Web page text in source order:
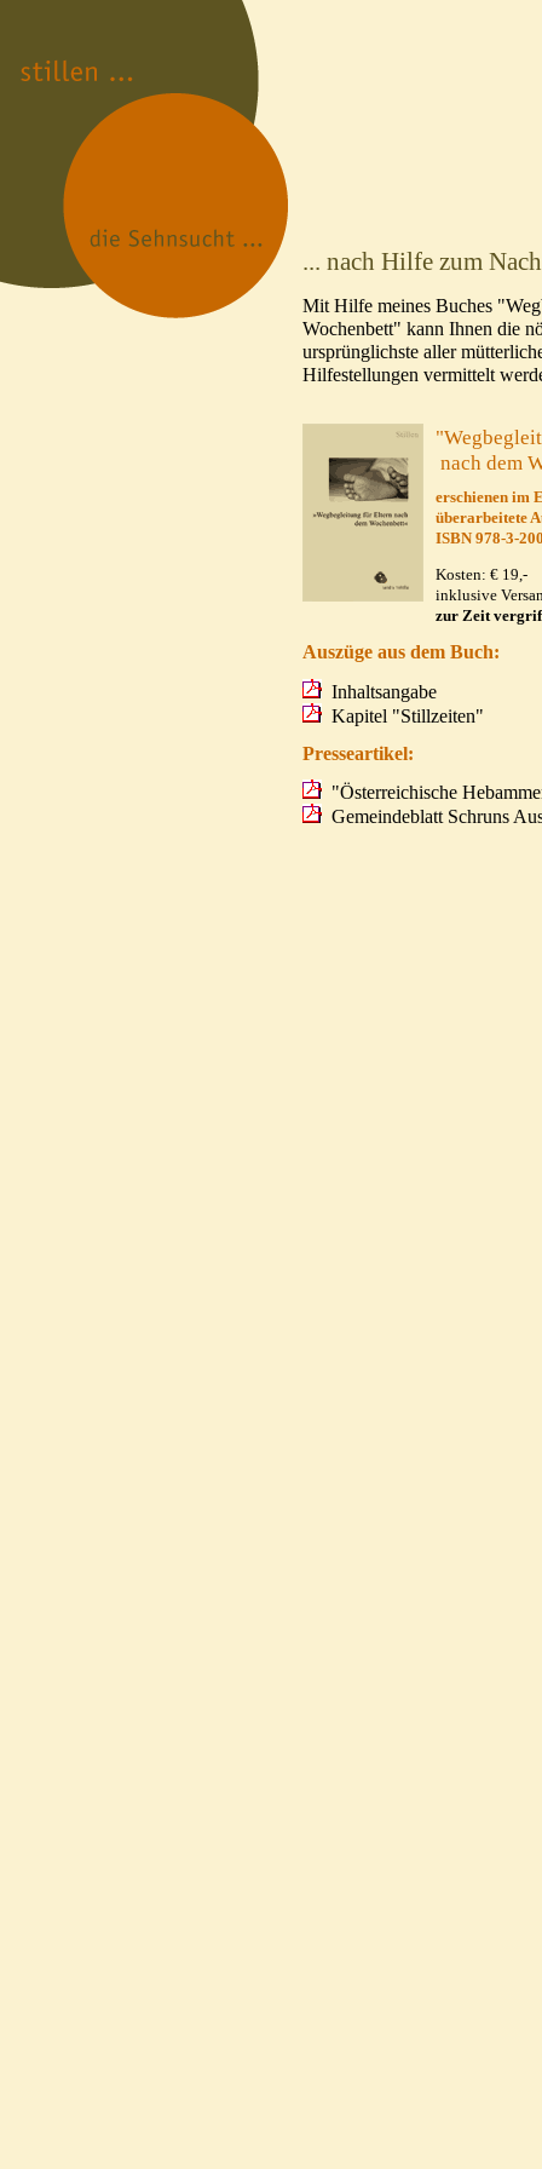
... nach Hilfe zum
Mit Hilfe meines Buches
Wochenbett" kann Ihnen die
ursprünglichste aller
Hilfestellungen vermittelt
nach dem
erschienen im
überarbeitete
ISBN 978-3-
Kosten: € 19,-
inklusive
zur Zeit
Auszüge aus dem Buch:
Inhaltsangabe
Kapitel "Stillzeiten"
Presseartikel:
"Österreichische
Gemeindeblatt Schruns